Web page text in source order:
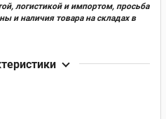
логистикой и импортом, просьба
и наличия товара на складах в